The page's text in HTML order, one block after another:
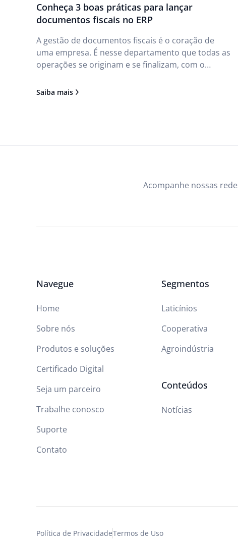
Conheça 3 boas práticas para lançar
documentos fiscais no ERP
A gestão de documentos fiscais é o coração de
uma empresa. É nesse departamento que todas as
operações se originam e se finalizam, com o
Saiba mais
Acompanhe nossas
Navegue
Home
Sobre nós
Produtos e soluções
Certificado Digital
Seja um parceiro
Trabalhe conosco
Suporte
Contato
Segmentos
Laticínios
Cooperativa
Agroindústria
Conteúdos
Notícias
Política de PrivacidadeTermos de Uso